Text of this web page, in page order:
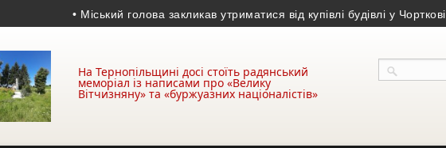
• Міський голова закликав утриматися від купівлі будівлі у Чорткові (фото)
На Тернопільщині досі стоїть радянський
меморіал із написами про «Велику
Вітчизняну» та «буржуазних націоналістів»